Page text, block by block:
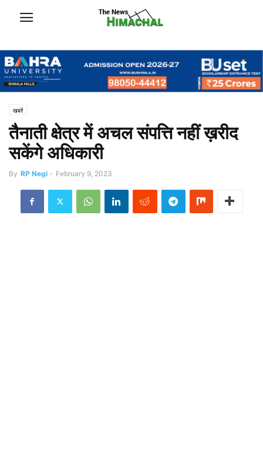
खबरें
तैनाती क्षेत्र में अचल संपत्ति नहीं ख़रीद
सकेंगे अधिकारी
By RP Negi - February 9, 2023